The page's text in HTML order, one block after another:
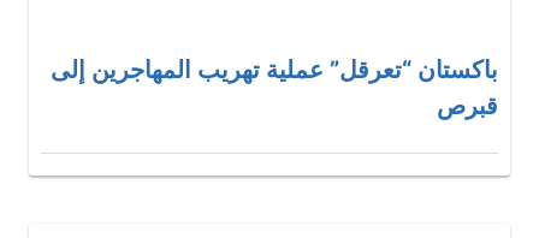
باكستان “تعرقل” عملية تهريب المهاجرين إلى
قبرص